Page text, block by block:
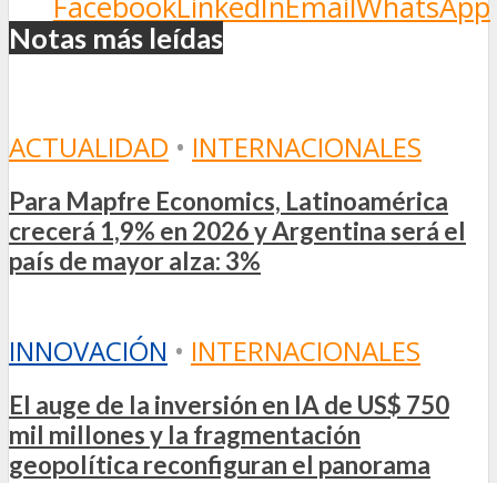
Notas más leídas
ACTUALIDAD • INTERNACIONALES
Para Mapfre Economics, Latinoamérica
crecerá 1,9% en 2026 y Argentina será el
país de mayor alza: 3%
INNOVACIÓN • INTERNACIONALES
El auge de la inversión en IA de US$ 750
mil millones y la fragmentación
geopolítica reconfiguran el panorama